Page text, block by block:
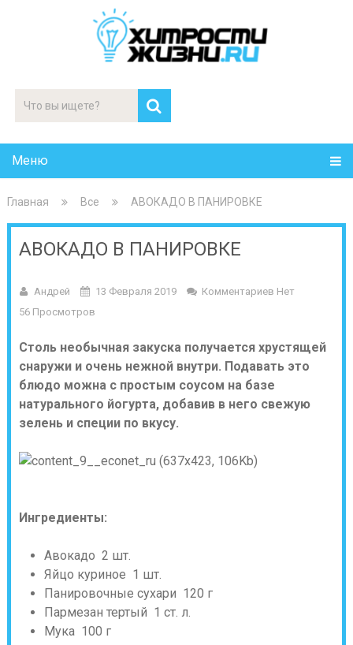
Меню
Главная Все АВОКАДО В ПАНИРОВКЕ
АВОКАДО В ПАНИРОВКЕ
Андрей 13 Февраля 2019
Комментариев Нет
56 Просмотров
Столь необычная закуска получается хрустящей
снаружи и очень нежной внутри. Подавать это
блюдо можна с простым соусом на базе
натурального йогурта, добавив в него свежую
зелень и специи по вкусу.
Ингредиенты:
Авокадо 2 шт.
Яйцо куриное 1 шт.
Панировочные сухари 120 г
Пармезан тертый 1 ст. л.
Мука 100 г